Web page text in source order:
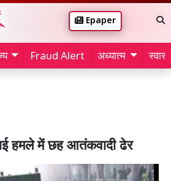
Epaper
Fraud Alert अध्यात्म
हमले में छह आतंकवादी ढेर